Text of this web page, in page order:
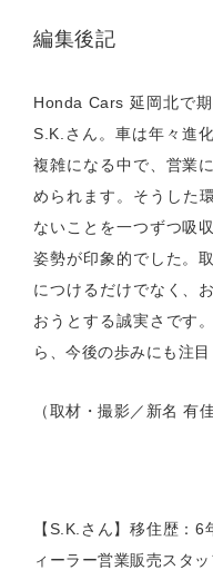
編集後記
Honda Cars 延岡北で
S .K. さん。車は年々進
複雑になる中で、営業
められます。そうした
ないことを一つずつ吸
姿勢が印象的でした。
につけるだけでなく、
おうとする誠実さです
ら、今後の歩みにも注目
（取材・撮影／新名 有佳
【S .K. さん】移住歴：
ィーラー営業販売スタッ